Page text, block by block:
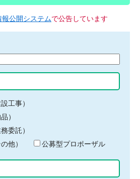
報公開システムで公告しています
工事）
）
委託）
他）
公募型プロポーザル